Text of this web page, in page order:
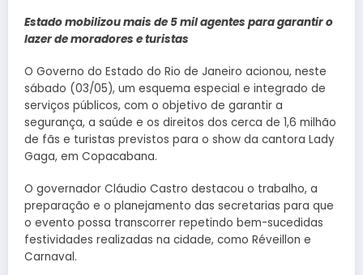
Estado mobilizou mais de 5 mil agentes para garantir o
lazer de moradores e turistas
O Governo do Estado do Rio de Janeiro acionou, neste
sábado (03/05), um esquema especial e integrado de
serviços públicos, com o objetivo de garantir a
segurança, a saúde e os direitos dos cerca de 1,6 milhão
de fãs e turistas previstos para o show da cantora Lady
Gaga, em Copacabana.
O governador Cláudio Castro destacou o trabalho, a
preparação e o planejamento das secretarias para que
o evento possa transcorrer repetindo bem-sucedidas
festividades realizadas na cidade, como Réveillon e
Carnaval.